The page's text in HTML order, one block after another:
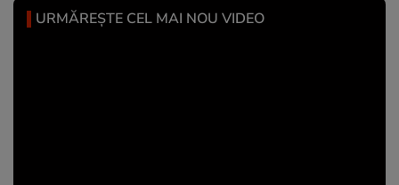
URMĂREȘTE CEL MAI NOU VIDEO